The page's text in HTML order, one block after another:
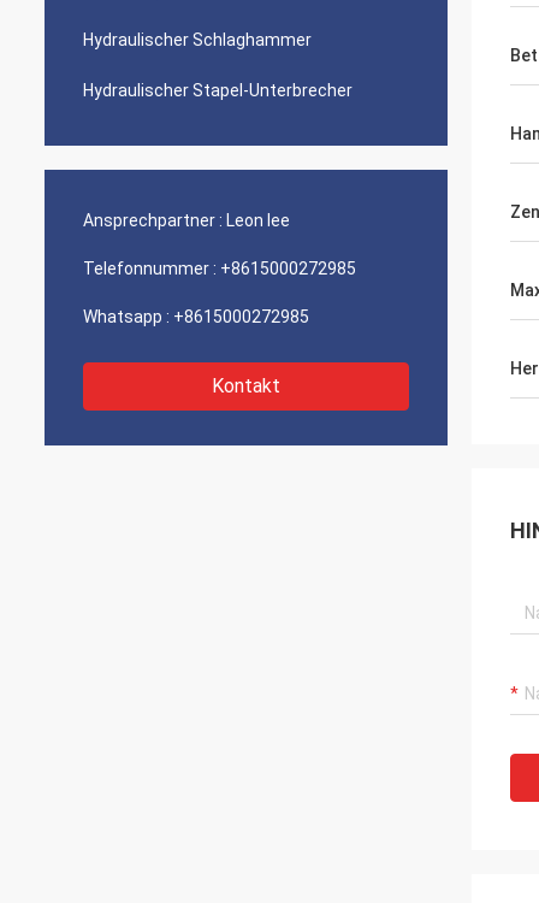
Hydraulischer Schlaghammer
Hydraulischer Stapel-Unterbrecher
Ansprechpartner : Leon lee
Telefonnummer : +8615000272985
Whatsapp : +8615000272985
Kontakt